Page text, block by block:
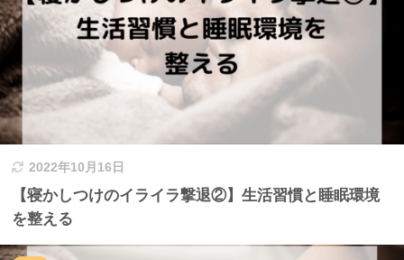
2022年10月16日
【寝かしつけのイライラ撃退②】生活習慣と睡眠環境
を整える